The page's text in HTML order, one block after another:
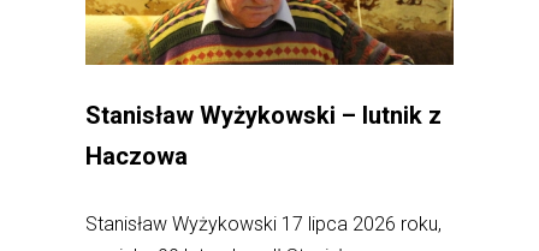
Stanisław Wyżykowski – lutnik z
Haczowa
Stanisław Wyżykowski 17 lipca 2026 roku,